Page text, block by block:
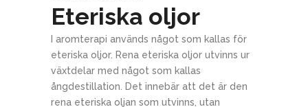
Eteriska oljor
I aromterapi används något som kallas för
eteriska oljor. Rena eteriska oljor utvinns ur
växtdelar med något som kallas
ångdestillation. Det innebär att det är den
rena eteriska oljan som utvinns, utan